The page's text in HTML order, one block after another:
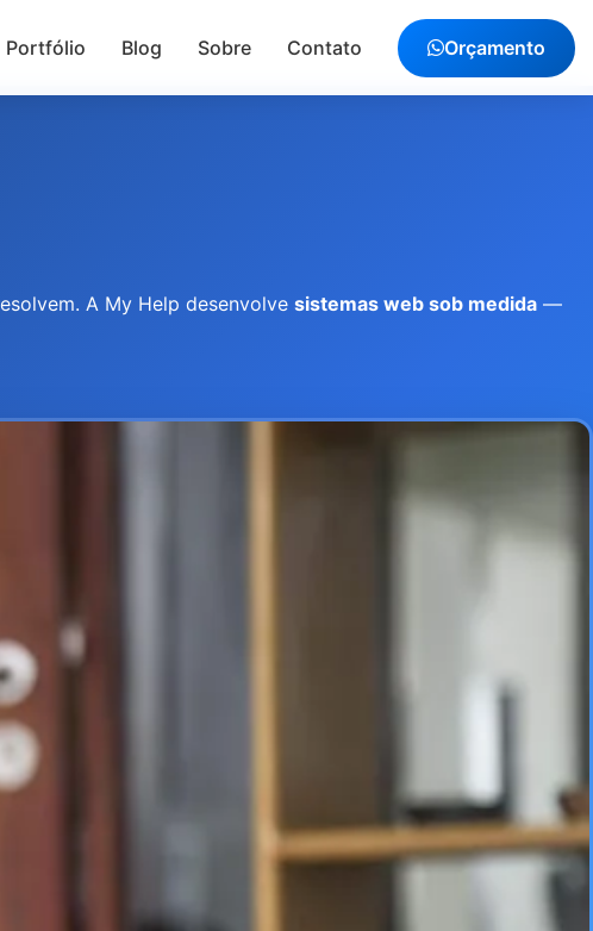
Portfólio Blog Sobre Contato Orçamento
A My Help desenvolve sistemas web sob medida —